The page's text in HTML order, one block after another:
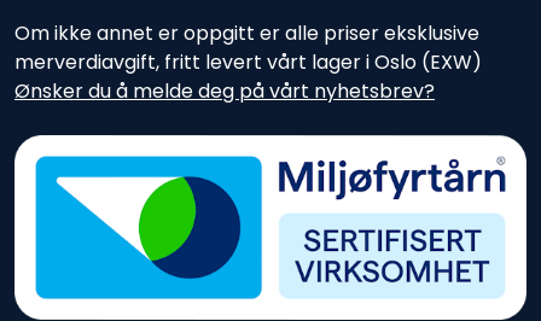
Om ikke annet er oppgitt er alle priser eksklusive
merverdiavgift, fritt levert vårt lager i Oslo (EXW)
Ønsker du å melde deg på vårt nyhetsbrev?